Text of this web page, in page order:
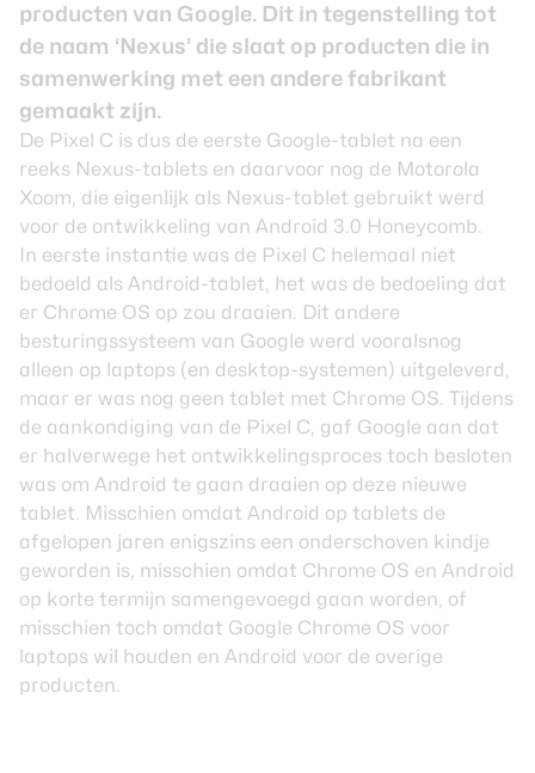
producten van Google. Dit in tegenstelling tot
de naam ‘Nexus’ die slaat op producten die in
samenwerking met een andere fabrikant
gemaakt zijn.
De Pixel C is dus de eerste Google-tablet na een
reeks Nexus-tablets en daarvoor nog de Motorola
Xoom, die eigenlijk als Nexus-tablet gebruikt werd
voor de ontwikkeling van Android 3.0 Honeycomb.
In eerste instantie was de Pixel C helemaal niet
bedoeld als Android-tablet, het was de bedoeling dat
er Chrome OS op zou draaien. Dit andere
besturingssysteem van Google werd vooralsnog
alleen op laptops (en desktop-systemen) uitgeleverd,
maar er was nog geen tablet met Chrome OS. Tijdens
de aankondiging van de Pixel C, gaf Google aan dat
er halverwege het ontwikkelingsproces toch besloten
was om Android te gaan draaien op deze nieuwe
tablet. Misschien omdat Android op tablets de
afgelopen jaren enigszins een onderschoven kindje
geworden is, misschien omdat Chrome OS en Android
op korte termijn samengevoegd gaan worden, of
misschien toch omdat Google Chrome OS voor
laptops wil houden en Android voor de overige
producten.